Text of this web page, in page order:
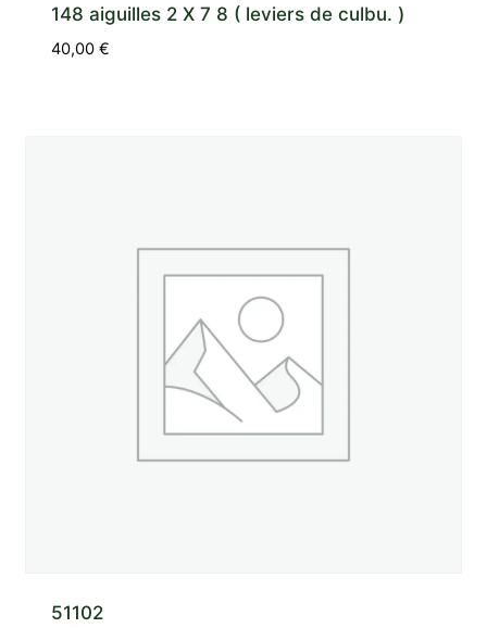
148 aiguilles 2 X 7 8 ( leviers de culbu. )
40,00€
51102